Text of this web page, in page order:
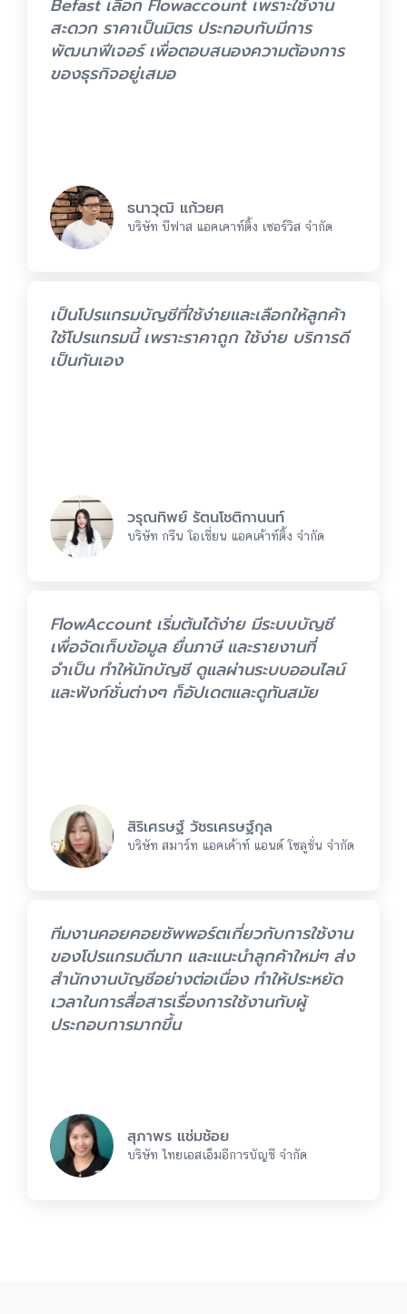
Befast เลือก Flowaccount เพราะใช้งาน
สะดวก ราคาเป็นมิตร ประกอบกับมีการ
พัฒนาฟีเจอร์ เพื่อตอบสนองความต้องการ
ของธุรกิจอยู่เสมอ
ธนาวุฒิ แก้วยศ
บริษัท บีฟาส แอคเคาท์ติ้ง เซอร์วิส จำกัด
เป็นโปรแกรมบัญชีที่ใช้ง่ายและเลือกให้ลูกค้า
ใช้โปรแกรมนี้ เพราะราคาถูก ใช้ง่าย บริการดี
เป็นกันเอง
วรุณทิพย์ รัตนโชติกานนท์
บริษัท กรีน โอเชี่ยน แอคเค้าท์ติ้ง จำกัด
FlowAccount เริ่มต้นได้ง่าย มีระบบบัญชี
เพื่อจัดเก็บข้อมูล ยื่นภาษี และรายงานที่
จำเป็น ทำให้นักบัญชี ดูแลผ่านระบบออนไลน์
และฟังก์ชั่นต่างๆ ก็อัปเดตและดูทันสมัย
สิริเศรษฐ์ วัชรเศรษฐ์กุล
บริษัท สมาร์ท แอคเค้าท์ แอนด์ โซลูชั่น จำกัด
ทีมงานคอยคอยซัพพอร์ตเกี่ยวกับการใช้งาน
ของโปรแกรมดีมาก และแนะนำลูกค้าใหม่ๆ ส่ง
สำนักงานบัญชีอย่างต่อเนื่อง ทำให้ประหยัด
เวลาในการสื่อสารเรื่องการใช้งานกับผู้
ประกอบการมากขึ้น
สุภาพร แช่มช้อย
บริษัท ไทยเอสเอ็มอีการบัญชี จำกัด